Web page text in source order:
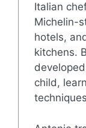
Italian
Michelin-
hotels,
kitchens.
child,